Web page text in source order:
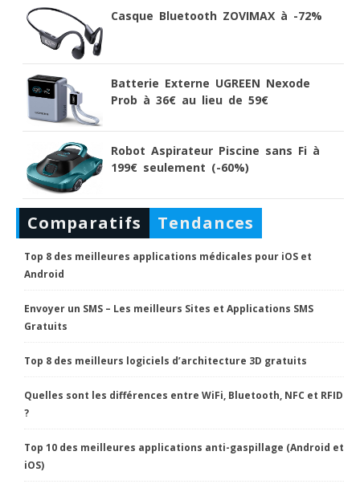
Casque Bluetooth ZOVIMAX à -72%
Batterie Externe UGREEN Nexode
Prob à 36€ au lieu de 59€
Robot Aspirateur Piscine sans Fi à
199€ seulement (-60%)
Comparatifs Tendances
Top 8 des meilleures applications médicales pour iOS et
Android
Envoyer un SMS – Les meilleurs Sites et Applications SMS
Gratuits
Top 8 des meilleurs logiciels d’architecture 3D gratuits
Quelles sont les différences entre WiFi, Bluetooth, NFC et RFID
?
Top 10 des meilleures applications anti-gaspillage (Android et
iOS)